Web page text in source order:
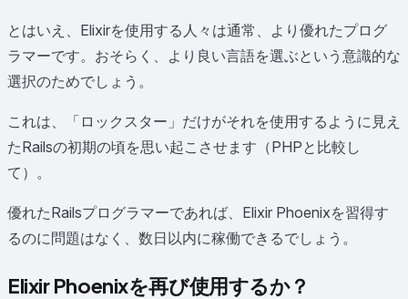
とはいえ、Elixirを使用する人々は通常、より優れたプログ
ラマーです。おそらく、より良い言語を選ぶという意識的な
選択のためでしょう。
これは、「ロックスター」だけがそれを使用するように見え
たRailsの初期の頃を思い起こさせます（PHPと比較し
て）。
優れたRailsプログラマーであれば、Elixir Phoenixを習得す
るのに問題はなく、数日以内に稼働できるでしょう。
Elixir Phoenixを再び使用するか？